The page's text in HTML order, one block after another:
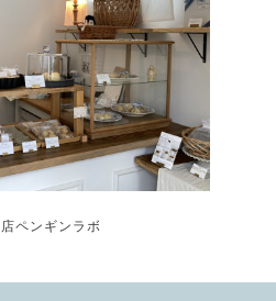
ペンギンラボ